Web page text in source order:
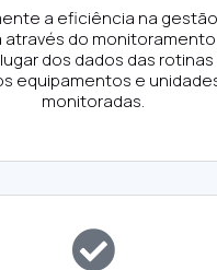
a eficiência na gestão
do
dos dados das rotinas
equipamentos e
monitoradas.